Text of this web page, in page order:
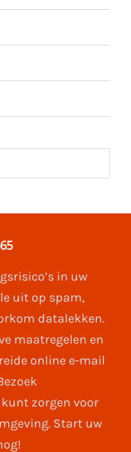
in uw
uit op spam,
datalekken.
maatregelen en
online e-mail
zorgen voor
Start uw